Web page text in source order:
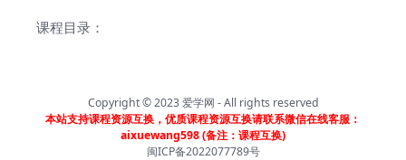
课程目录：
Copyright © 2023爱学网 - All rights reserved
本站支持课程资源互换，优质课程资源互换请联系微信在线客服：
aixuewang598 (备注：课程互换)
闽ICP备2022077789号